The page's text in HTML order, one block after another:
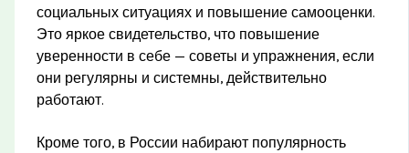
социальных ситуациях и повышение самооценки.
Это яркое свидетельство, что повышение
уверенности в себе — советы и упражнения, если
они регулярны и системны, действительно
работают.
Кроме того, в России набирают популярность